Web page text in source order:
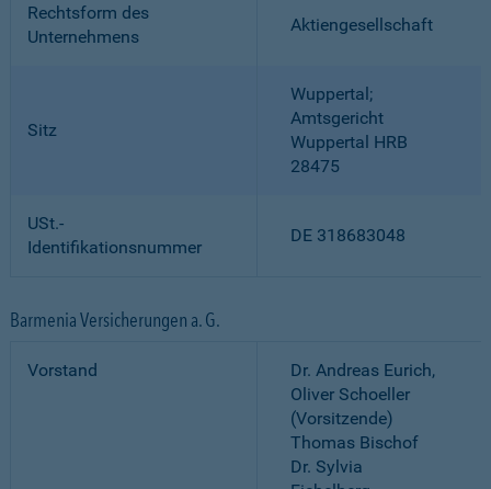
Rechtsform des
Unternehmens
Aktiengesellschaft
Sitz
Wuppertal;
Amtsgericht
Wuppertal HRB
28475
USt.-
Identifikationsnummer
DE 318683048
Barmenia Versicherungen a. G.
Vorstand
Dr. Andreas Eurich,
Oliver Schoeller
(Vorsitzende)
Thomas Bischof
Dr. Sylvia